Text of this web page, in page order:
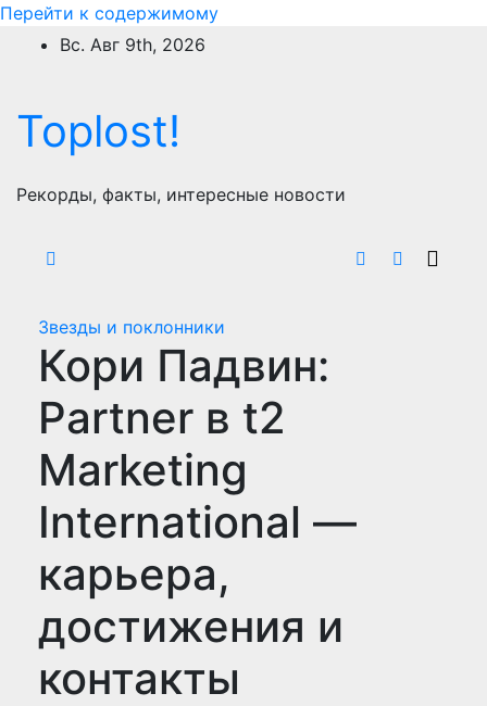
Перейти к содержимому
Вс. Авг 9th, 2026
Toplost!
Рекорды, факты, интересные новости
Звезды и поклонники
Кори Падвин:
Partner в t2
Marketing
International —
карьера,
достижения и
контакты